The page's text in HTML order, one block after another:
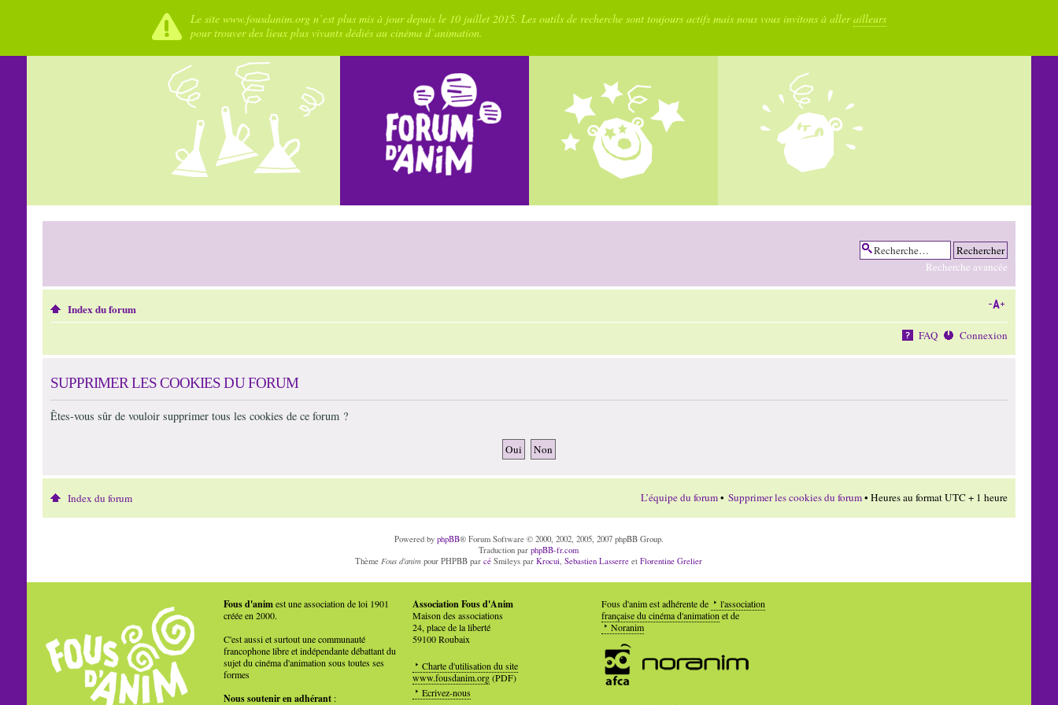
Le site www.fousdanim.org n’est plus mis à jour depuis le 10 juillet 2015. Les outils de recherche sont toujours actifs mais nous vous invitons à allerailleurs
pour trouver des lieux plus vivants dédiés au cinéma d’animation.
Recherche avancée
Index du forum
FAQ Connexion
SUPPRIMER LES COOKIES DU FORUM
Êtes-vous sûr de vouloir supprimer tous les cookies de ce forum ?
Index du forum L’équipe du forum• Supprimer les cookies du forum• Heures au format UTC + 1 heure
Powered by phpBB® Forum Software © 2000, 2002, 2005, 2007 phpBB Group.
Traduction parphpBB-fr.com
ThèmeFous d'anim pour PHPBB parcé Smileys parKrocui,Sebastien Lasserre etFlorentine Grelier
Fous d'animest une association de loi 1901
créée en 2000.
C'est aussi et surtout une communauté
francophone libre et indépendante débattant du
sujet du cinéma d'animation sous toutes ses
formes
Nous soutenir en adhérant:
Association Fous d'Anim
Maison des associations
24, place de la liberté
59100 Roubaix
Charte d'utilisation du site
www.fousdanim.org(PDF)
Ecrivez-nous
Fous d'anim est adhérente de
l'association
française du cinéma d'animation et de
Noranim